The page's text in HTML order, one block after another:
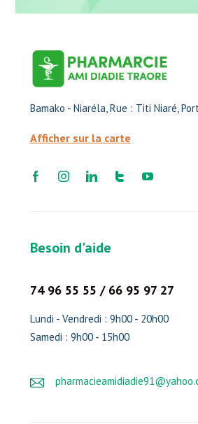
Bamako - Niaréla, Rue : Titi Niaré,
Afficher sur la carte
Besoin d'aide
74 96 55 55 / 66 95 97 27
Lundi - Vendredi : 9h00 - 20h00
Samedi : 9h00 - 15h00